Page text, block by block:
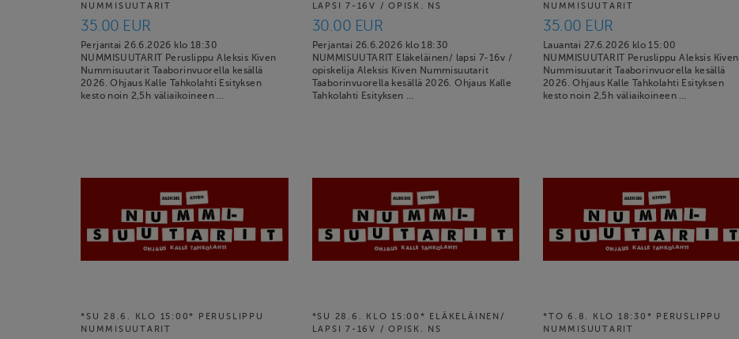
NUMMISUUTARIT
35.00 EUR
Perjantai 26.6.2026 klo 18:30
NUMMISUUTARIT Peruslippu Aleksis Kiven
Nummisuutarit Taaborinvuorella kesällä
2026. Ohjaus Kalle Tahkolahti Esityksen
kesto noin 2,5h väliaikoineen …
LAPSI 7-16V / OPISK. NS
30.00 EUR
Perjantai 26.6.2026 klo 18:30
NUMMISUUTARIT Eläkeläinen/ lapsi 7-16v /
opiskelija Aleksis Kiven Nummisuutarit
Taaborinvuorella kesällä 2026. Ohjaus Kalle
Tahkolahti Esityksen …
NUMMISUUTARIT
35.00 EUR
Lauantai 27.6.2026 klo 15:00
NUMMISUUTARIT Peruslippu Aleksis Kiven
Nummisuutarit Taaborinvuorella kesällä
2026. Ohjaus Kalle Tahkolahti Esityksen
kesto noin 2,5h väliaikoineen …
*SU 28.6. KLO 15:00* PERUSLIPPU
NUMMISUUTARIT
*SU 28.6. KLO 15:00* ELÄKELÄINEN/
LAPSI 7-16V / OPISK. NS
*TO 6.8. KLO 18:30* PERUSLIPPU
NUMMISUUTARIT